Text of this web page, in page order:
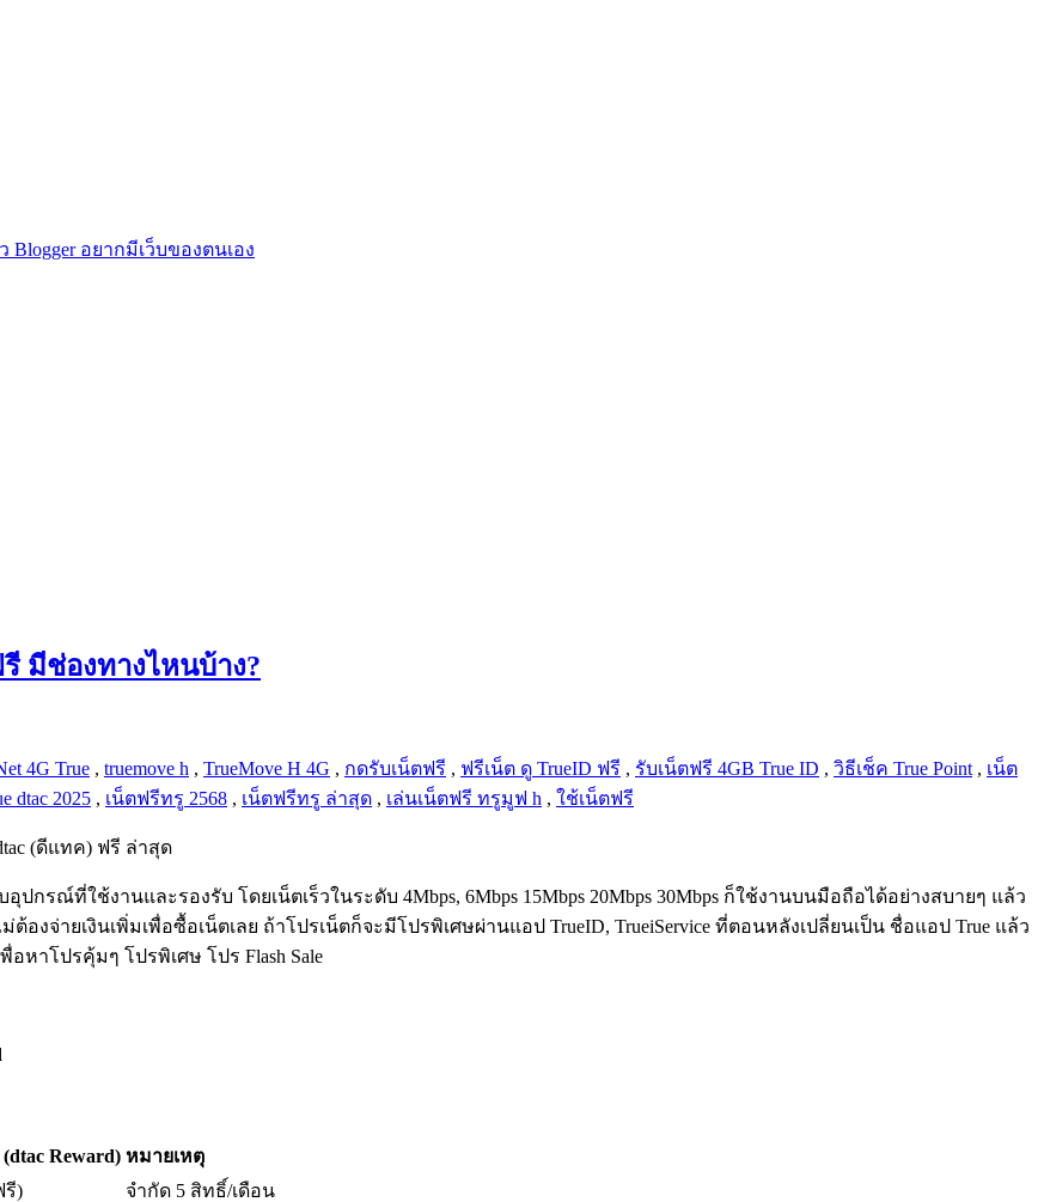
อยากมีเว็บของตนเอง
มีช่องทางไหนบ้าง?
4G True , truemove h , TrueMove H 4G , กดรับเน็ตฟรี , ฟรีเน็ต ดู TrueID ฟรี , รับเน็ตฟรี 4GB True ID , วิธีเช็ค True Point , เน็ต
dtac 2025 , เน็ตฟรีทรู 2568 , เน็ตฟรีทรู ล่าสุด , เล่นเน็ตฟรี ทรูมูฟ h , ใช้เน็ตฟรี
(ดีแทค) ฟรี ล่าสุด
ปกรณ์ที่ใช้งานและรองรับ โดยเน็ตเร็วในระดับ 4Mbps, 6Mbps 15Mbps 20Mbps 30Mbps ก็ใช้งานบนมือถือได้อย่างสบายๆ แล้ว
งจ่ายเงินเพิ่มเพื่อซื้อเน็ตเลย ถ้าโปรเน็ตก็จะมีโปรพิเศษผ่านแอป TrueID, TrueiService ที่ตอนหลังเปลี่ยนเป็น ชื่อแอป True แล้ว
พื่อหาโปรคุ้มๆ โปรพิเศษ โปร Flash Sale
Reward) หมายเหตุ
)
จำกัด 5 สิทธิ์/เดือน